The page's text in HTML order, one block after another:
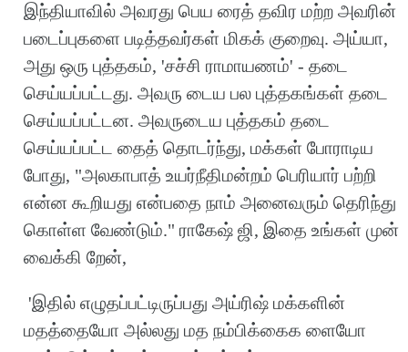
இந்தியாவில் அவரது பெய ரைத் தவிர மற்ற அவரின்
படைப்புகளை படித்தவர்கள் மிகக் குறைவு. அய்யா,
அது ஒரு புத்தகம், 'சச்சி ராமாயணம்' - தடை
செய்யப்பட்டது. அவரு டைய பல புத்தகங்கள் தடை
செய்யப்பட்டன. அவருடைய புத்தகம் தடை
செய்யப்பட்ட தைத் தொடர்ந்து, மக்கள் போராடிய
போது, "அலகாபாத் உயர்நீதிமன்றம் பெரியார் பற்றி
என்ன கூறியது என்பதை நாம் அனைவரும் தெரிந்து
கொள்ள வேண்டும்." ராகேஷ் ஜி, இதை உங்கள் முன்
வைக்கி றேன்,
'இதில் எழுதப்பட்டிருப்பது அய்ரிஷ் மக்களின்
மதத்தையோ அல்லது மத நம்பிக்கைக ளையோ